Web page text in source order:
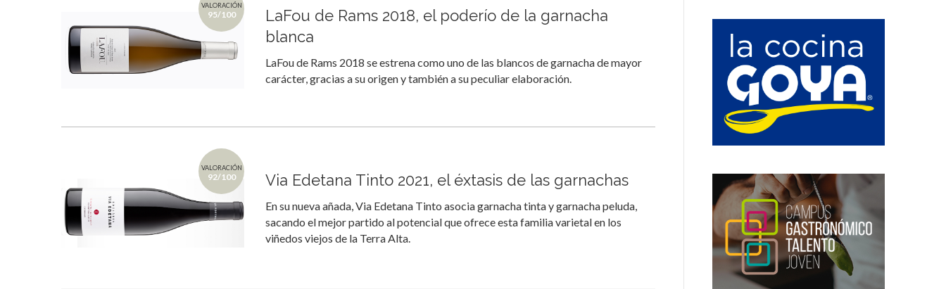
VALORACIÓN
95/100
LaFou de Rams 2018, el poderío de la garnacha
blanca
LaFou de Rams 2018 se estrena como uno de las blancos de garnacha de mayor
carácter, gracias a su origen y también a su peculiar elaboración.
VALORACIÓN
92/100 Via Edetana Tinto 2021, el éxtasis de las garnachas
En su nueva añada, Via Edetana Tinto asocia garnacha tinta y garnacha peluda,
sacando el mejor partido al potencial que ofrece esta familia varietal en los
viñedos viejos de la Terra Alta.